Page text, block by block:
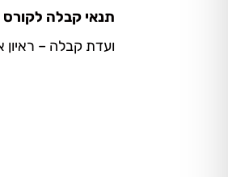
תנאי קבלה
ועדת קבלה – ראיון